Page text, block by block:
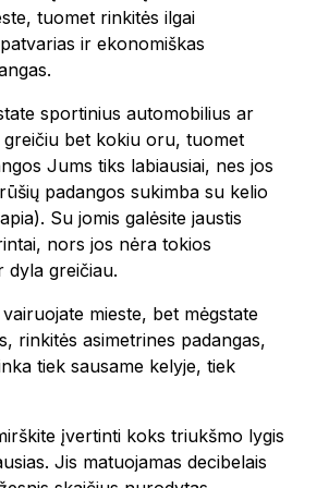
tuomet rinkitės ilgai
ir ekonomiškas
sportinius automobilius ar
greičiu bet kokiu oru, tuomet
Jums tiks labiausiai, nes jos
padangos sukimba su kelio
Su jomis galėsite jaustis
nors jos nėra tokios
dyla greičiau.
mieste, bet mėgstate
rinkitės asimetrines padangas,
tiek sausame kelyje, tiek
įvertinti koks triukšmo lygis
Jis matuojamas decibelais